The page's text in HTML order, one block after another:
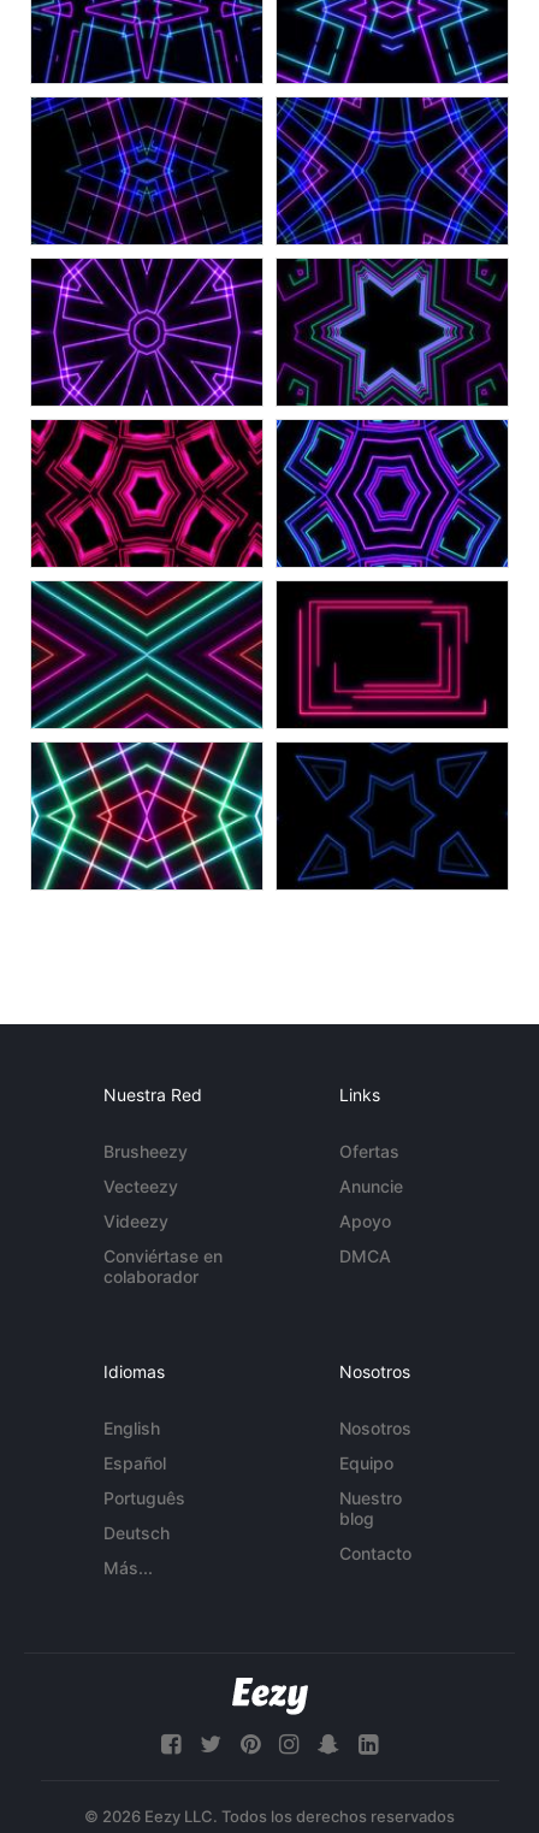
Nuestra Red
Brusheezy
Vecteezy
Videezy
Conviértase en
colaborador
Links
Ofertas
Anuncie
Apoyo
DMCA
Idiomas
English
Español
Português
Deutsch
Más...
Nosotros
Nosotros
Equipo
Nuestro
blog
Contacto
© 2026 Eezy LLC. Todos los derechos reservados